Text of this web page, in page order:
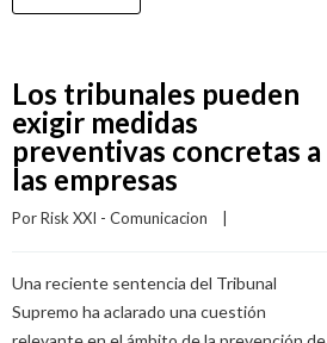
Los tribunales pueden
exigir medidas
preventivas concretas a
las empresas
Por Risk XXI - Comunicacion
Una reciente sentencia del Tribunal
Supremo ha aclarado una cuestión